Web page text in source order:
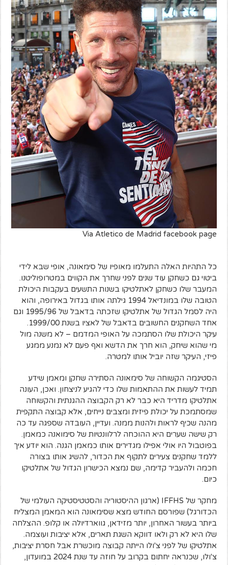
Via Atletico de Madrid facebook page
כל התהיות האלה התעלמו מאופיו של סימאונה, אופי שבא לידי
ביטוי גם כשחקן עוד שנים לפני שחרך את הקווים במטרופוליטנו.
המעבר שלו כשחקן לאתלטיקו בשנות התשעים בעקבות היכולת
הטובה שלו במונדיאל 1994 גילתה אותו בגדול באירופה, והוא
היה לסמל הגדול של אתלטיקו שזכתה בדאבל של 1995/96 וגם
אחד השחקנים החשובים בדאבל של לאציו בשנת 1999/00.
עיקר היכולת שלו הסתמכה על האופי המדמם – לא משנה מול
מי שהוא שיחק, הוא חרך את הדשא ואף פעם לא נמנע ממגע
פיזי, העיקר שזה יוביל אותו למטרה.
הסטיגמה הקשוחה של סימאונה הסתירה שחקן ומאמן שידע
תמיד לעשות את ההתאמות שלו כדי להגיע לניצחון. ואכן, העונה
אתלטיקו מדריד היא כבר לא רק הקבוצה ההגנתית והקשוחה
שמסתמכת על יכולת פיזית ומצבים נייחים, אלא קבוצה התקפית
מהנה שכיף לראות ולהנות ממנה. ועדיין, העובדה שספגה עד כה
רק שישה שערים היא ההוכחה לרלוונטיות של סימואנה כמאמן.
בפוטבול היו אולי אפילו מגדירים אותו כמאמן הגנה. הוא יודע איך
ללמד שחקנים צעירים לתקוף את הכדור, להשיג אותו בצורה
חכמה ולהעביר קדימה, שם נמצא הכישרון הגדול של אתלטיקו
כיום.
מחקר של IFFHS (ארגון ההיסטוריה והסטטיסטיקה העולמי של
הכדורגל) שפורסם החודש מצא שסימאונה הוא המאמן המצליח
ביותר בעשור האחרון, יותר מזידאן, גווארדיולה או קלופ. ההצלחה
שלו היא לא רק ולאו דווקא השגת תארים, אלא יציבות ועוצמה.
אתלטיקו של לפני צ'ולו הייתה קבוצה מוכשרת אבל חסרת יציבות,
צ'ולו, שכנראה יחתום בקרוב על חוזה עד שנת 2024 במועדון,